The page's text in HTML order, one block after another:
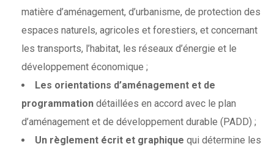
matière d’aménagement, d’urbanisme, de protection des
espaces naturels, agricoles et forestiers, et concernant
les transports, l’habitat, les réseaux d’énergie et le
développement économique ;
Les orientations d’aménagement et de
programmation détaillées en accord avec le plan
d’aménagement et de développement durable (PADD) ;
Un règlement écrit et graphique qui détermine les